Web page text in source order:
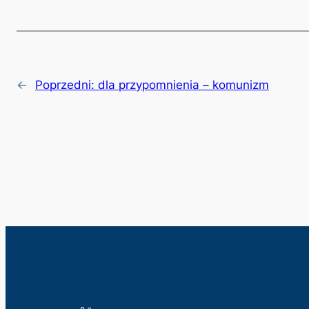
← Poprzedni: dla przypomnienia – komunizm